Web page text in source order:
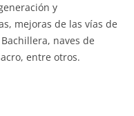
y
mejoras de las vías de
naves de
entre otros.